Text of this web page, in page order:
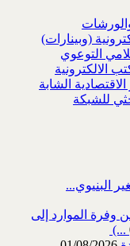
(وبينارات)
التوعوي
الالكترونية
الشابة
للشبكة
البنيوي...
وفرة الموارد إلى